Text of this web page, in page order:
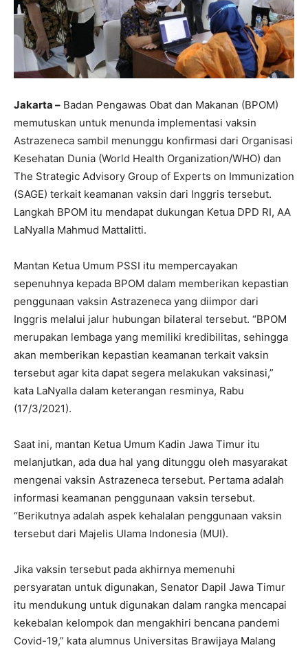
Jakarta – Badan Pengawas Obat dan Makanan (BPOM)
memutuskan untuk menunda implementasi vaksin
Astrazeneca sambil menunggu konfirmasi dari Organisasi
Kesehatan Dunia (World Health Organization/WHO) dan
The Strategic Advisory Group of Experts on Immunization
(SAGE) terkait keamanan vaksin dari Inggris tersebut.
Langkah BPOM itu mendapat dukungan Ketua DPD RI, AA
LaNyalla Mahmud Mattalitti.
Mantan Ketua Umum PSSI itu mempercayakan
sepenuhnya kepada BPOM dalam memberikan kepastian
penggunaan vaksin Astrazeneca yang diimpor dari
Inggris melalui jalur hubungan bilateral tersebut. “BPOM
merupakan lembaga yang memiliki kredibilitas, sehingga
akan memberikan kepastian keamanan terkait vaksin
tersebut agar kita dapat segera melakukan vaksinasi,”
kata LaNyalla dalam keterangan resminya, Rabu
(17/3/2021).
Saat ini, mantan Ketua Umum Kadin Jawa Timur itu
melanjutkan, ada dua hal yang ditunggu oleh masyarakat
mengenai vaksin Astrazeneca tersebut. Pertama adalah
informasi keamanan penggunaan vaksin tersebut.
“Berikutnya adalah aspek kehalalan penggunaan vaksin
tersebut dari Majelis Ulama Indonesia (MUI).
Jika vaksin tersebut pada akhirnya memenuhi
persyaratan untuk digunakan, Senator Dapil Jawa Timur
itu mendukung untuk digunakan dalam rangka mencapai
kekebalan kelompok dan mengakhiri bencana pandemi
Covid-19,” kata alumnus Universitas Brawijaya Malang